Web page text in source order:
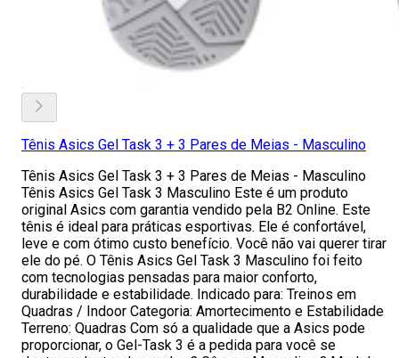
Tênis Asics Gel Task 3 + 3 Pares de Meias - Masculino
Tênis Asics Gel Task 3 + 3 Pares de Meias - Masculino
Tênis Asics Gel Task 3 Masculino Este é um produto
original Asics com garantia vendido pela B2 Online. Este
tênis é ideal para práticas esportivas. Ele é confortável,
leve e com ótimo custo benefício. Você não vai querer tirar
ele do pé. O Tênis Asics Gel Task 3 Masculino foi feito
com tecnologias pensadas para maior conforto,
durabilidade e estabilidade. Indicado para: Treinos em
Quadras / Indoor Categoria: Amortecimento e Estabilidade
Terreno: Quadras Com só a qualidade que a Asics pode
proporcionar, o Gel-Task 3 é a pedida para você se